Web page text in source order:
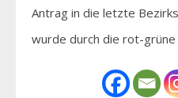
Antrag in die letzte
wurde durch die rot-